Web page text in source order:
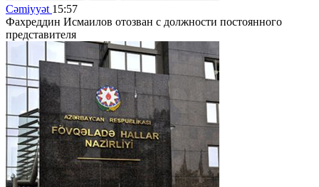
Cəmiyyət 15:57
Фахреддин Исмаилов отозван с должности постоянного
представителя